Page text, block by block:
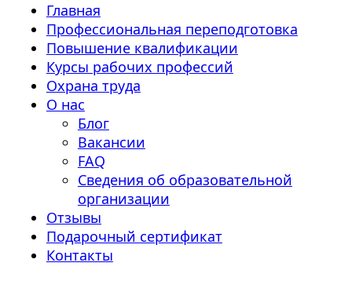
Главная
Профессиональная переподготовка
Повышение квалификации
Курсы рабочих профессий
Охрана труда
О нас
Блог
Вакансии
FAQ
Сведения об образовательной
организации
Отзывы
Подарочный сертификат
Контакты